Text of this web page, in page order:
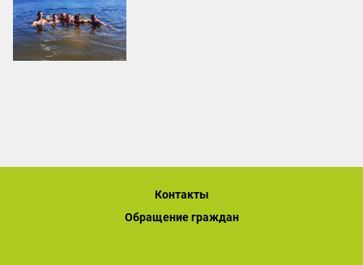
Контакты
Обращение граждан